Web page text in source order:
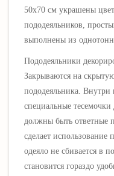
50х70 см украшены
пододеяльников,
выполнены из
Пододеяльники
Закрываются на
пододеяльника. Внутри
специальные
должны быть ответные
сделает использование
одеяло не сбивается в
становится гораздо